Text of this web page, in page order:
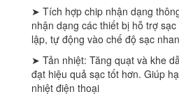
➤ Tích hợp chip nhận dạng
nhận dạng các thiết bị hỗ trợ
lập, tự động vào chế độ sạc
➤ Tản nhiệt: Tăng quạt và khe
đạt hiệu quả sạc tốt hơn. Giúp
nhiệt điện thoại